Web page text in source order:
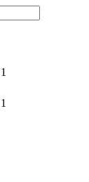
1
1